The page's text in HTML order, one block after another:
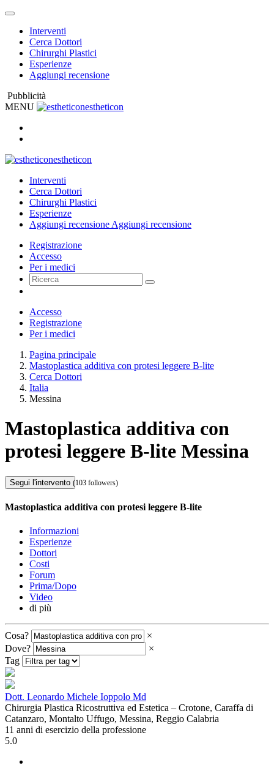
Interventi
Cerca Dottori
Chirurghi Plastici
Esperienze
Aggiungi recensione
Pubblicità
MENU
estheticon
estheticon
Interventi
Cerca Dottori
Chirurghi Plastici
Esperienze
Aggiungi recensione Aggiungi recensione
Registrazione
Accesso
Per i medici
Accesso
Registrazione
Per i medici
Pagina principale
Mastoplastica additiva con protesi leggere B-lite
Cerca Dottori
Italia
Messina
Mastoplastica additiva con
protesi leggere B-lite Messina
Segui l'intervento (103 followers)
Mastoplastica additiva con protesi leggere B-lite
Informazioni
Esperienze
Dottori
Costi
Forum
Prima/Dopo
Video
di più
Cosa?
×
Dove?
×
Tag
Dott. Leonardo Michele Ioppolo Md
Chirurgia Plastica Ricostruttiva ed Estetica – Crotone, Caraffa di
Catanzaro, Montalto Uffugo, Messina, Reggio Calabria
11 anni di esercizio della professione
5.0